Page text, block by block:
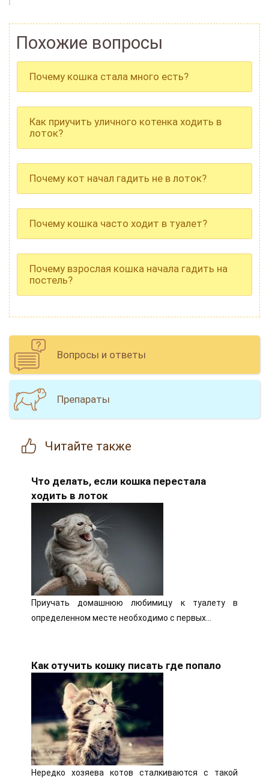
Похожие вопросы
Почему кошка стала много есть?
Как приучить уличного котенка ходить в
лоток?
Почему кот начал гадить не в лоток?
Почему кошка часто ходит в туалет?
Почему взрослая кошка начала гадить на
постель?
Вопросы и ответы
Препараты
Читайте также
Что делать, если кошка перестала
ходить в лоток
Приучать домашнюю любимицу к туалету в
определенном месте необходимо с первых…
Как отучить кошку писать где попало
Нередко хозяева котов сталкиваются с такой